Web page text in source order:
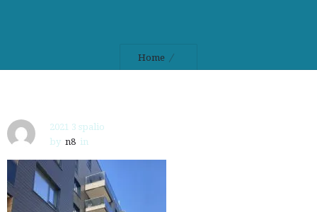
Home
2021 3 spalio
by n8 in